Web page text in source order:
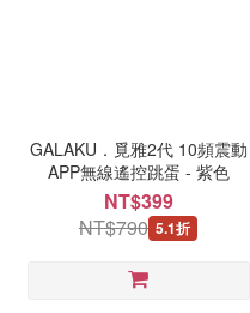
GALAKU．覓雅2代 10頻震動
APP無線遙控跳蛋 - 紫色
NT$399
NT$790 5.1折